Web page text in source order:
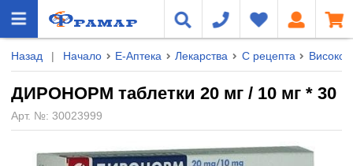
Назад | Начало Е-Аптека Лекарства С рецепта Високо
ДИРОНОРМ таблетки 20 мг / 10 мг * 30
Арт. №: 30023999